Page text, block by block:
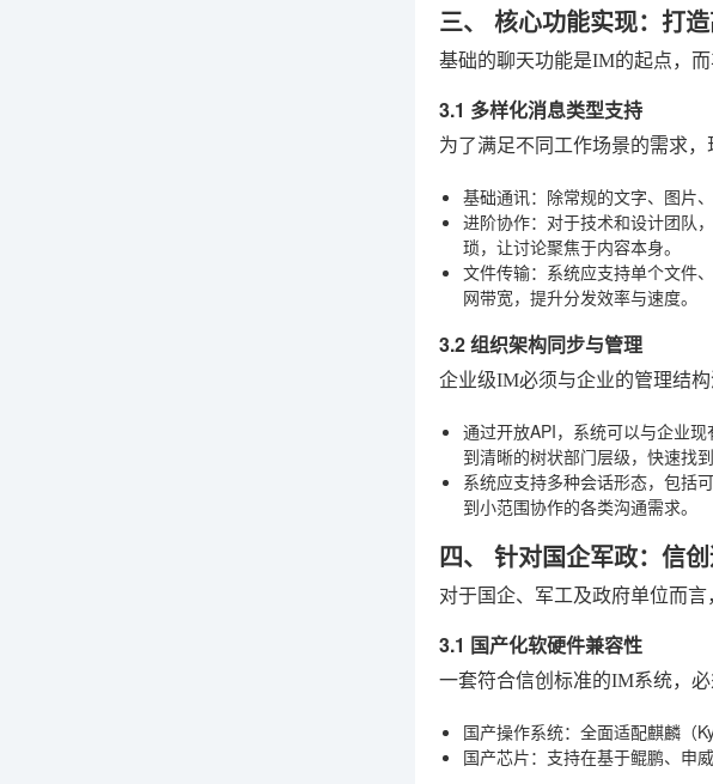
三、 核心功能实现：打
基础的聊天功能是IM的起点，
3.1 多样化消息类型支持
为了满足不同工作场景的需求
基础通讯：除常规的文字、图片
进阶协作：对于技术和设计团队
琐，让讨论聚焦于内容本身。
文件传输：系统应支持单个文件
网带宽，提升分发效率与速度。
3.2 组织架构同步与管理
企业级IM必须与企业的管理结构
通过开放API，系统可以与企业
到清晰的树状部门层级，快速找到
系统应支持多种会话形态，包括
到小范围协作的各类沟通需求。
四、 针对国企军政：信
对于国企、军工及政府单位而
3.1 国产化软硬件兼容性
一套符合信创标准的IM系统，
国产操作系统：全面适配麒麟（
国产芯片：支持在基于鲲鹏、申